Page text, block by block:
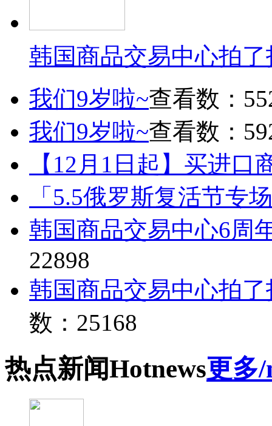
韩国商品交易中心拍
我们9岁啦~查看数：
我们9岁啦~查看数：
【12月1日起】买进口
「5.5俄罗斯复活节专
韩国商品交易中心6周
22898
韩国商品交易中心拍
数：25168
热点新闻Hotnews更多